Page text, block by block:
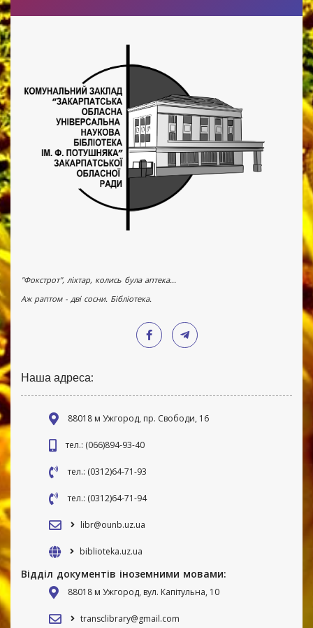
"Фокстрот", ліхтар, колись була аптека...
Аж раптом - дві сосни. Бібліотека.
Наша адреса:
88018 м Ужгород, пр. Свободи, 16
тел.: (066)894-93-40
тел.: (0312)64-71-93
тел.: (0312)64-71-94
libr@ounb.uz.ua
biblioteka.uz.ua
Відділ документів іноземними мовами:
88018 м Ужгород, вул. Капітульна, 10
transclibrary@gmail.com